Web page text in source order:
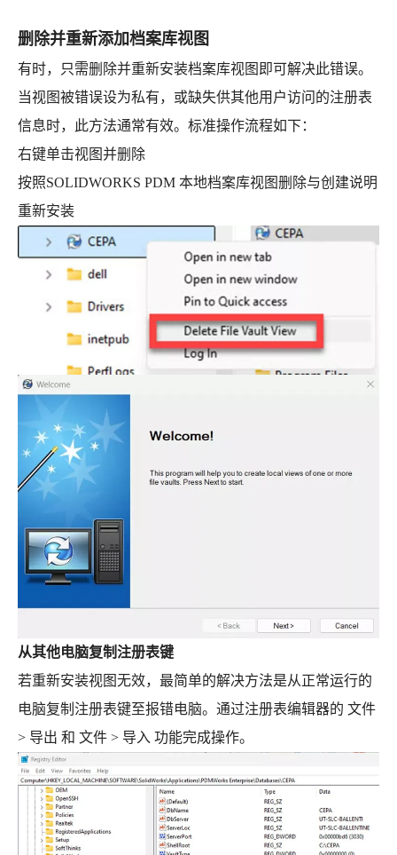
删除并重新添加档案库视图
有时，只需删除并重新安装档案库视图即可解决此错误。
当视图被错误设为私有，或缺失供其他用户访问的注册表
信息时，此方法通常有效。标准操作流程如下：
右键单击视图并删除
按照SOLIDWORKS PDM 本地档案库视图删除与创建说明
重新安装
从其他电脑复制注册表键
若重新安装视图无效，最简单的解决方法是从正常运行的
电脑复制注册表键至报错电脑。通过注册表编辑器的 文件
> 导出 和 文件 > 导入 功能完成操作。